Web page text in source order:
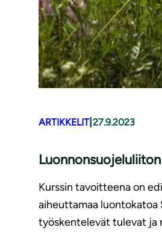
ARTIKKELIT| 27.9.2023
Kurssin tavoitteena on
aiheuttamaa luontokatoa
työskentelevät tulevat ja